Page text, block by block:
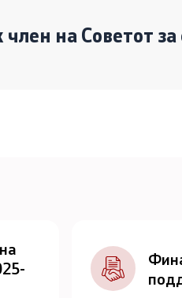
на Советот